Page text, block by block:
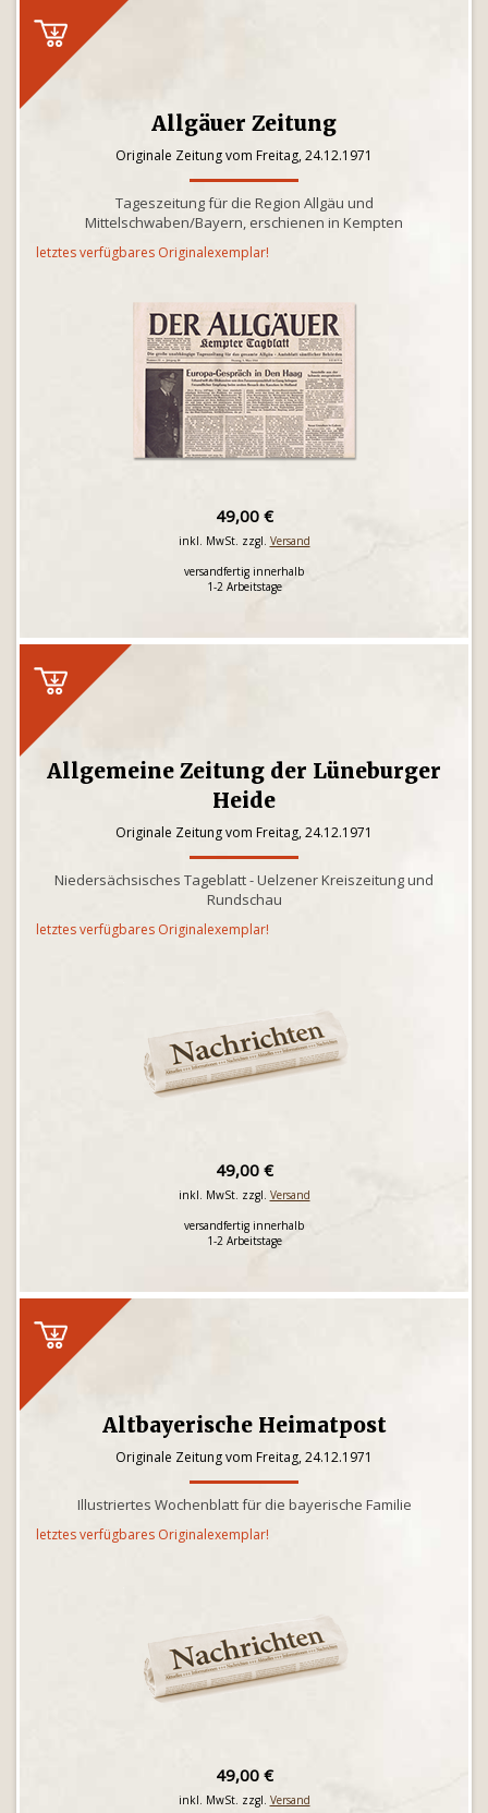
Allgäuer Zeitung
Originale Zeitung vom Freitag, 24.12.1971
Tageszeitung für die Region Allgäu und
Mittelschwaben/Bayern, erschienen in Kempten
letztes verfügbares Originalexemplar!
49,00 €
inkl. MwSt. zzgl. Versand
versandfertig innerhalb
1-2 Arbeitstage
Allgemeine Zeitung der Lüneburger
Heide
Originale Zeitung vom Freitag, 24.12.1971
Niedersächsisches Tageblatt - Uelzener Kreiszeitung und
Rundschau
letztes verfügbares Originalexemplar!
49,00 €
inkl. MwSt. zzgl. Versand
versandfertig innerhalb
1-2 Arbeitstage
Altbayerische Heimatpost
Originale Zeitung vom Freitag, 24.12.1971
Illustriertes Wochenblatt für die bayerische Familie
letztes verfügbares Originalexemplar!
49,00 €
inkl. MwSt. zzgl. Versand